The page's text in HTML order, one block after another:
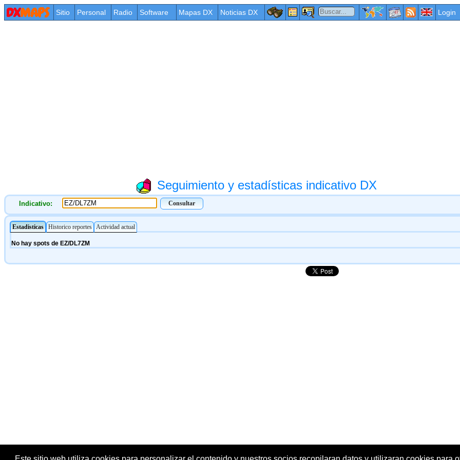
Sitio Personal Radio Software Mapas DX Noticias DX Login
Seguimiento y estadísticas indicativo DX
Indicativo: